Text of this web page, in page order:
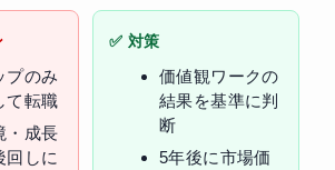
プのみ
て転職
・成長
回しに
✅ 対策
価値観ワークの
結果を基準に判
断
5年後に市場価